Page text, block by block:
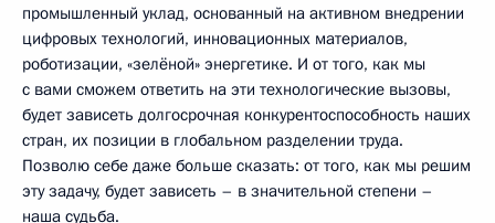
промышленный уклад, основанный на активном внедрении
цифровых технологий, инновационных материалов,
роботизации, «зелёной» энергетике. И от того, как мы
с вами сможем ответить на эти технологические вызовы,
будет зависеть долгосрочная конкурентоспособность наших
стран, их позиции в глобальном разделении труда.
Позволю себе даже больше сказать: от того, как мы решим
эту задачу, будет зависеть – в значительной степени –
наша судьба.